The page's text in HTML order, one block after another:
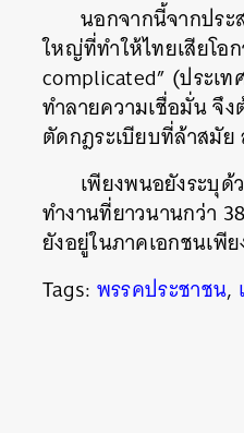
นอกจากนี้จากปร
ใหญ่ที่ทำให้ไทยเสียโอ
complicated” (ประเ
ทำลายความเชื่อมั่น จึ
ตัดกฎระเบียบที่ล้าสมัย
เพียงพนอยังระบุด้
ทำงานที่ยาวนานกว่า
ยังอยู่ในภาคเอกชนเพีย
Tags: พรรคประชาชน,
ค้นห